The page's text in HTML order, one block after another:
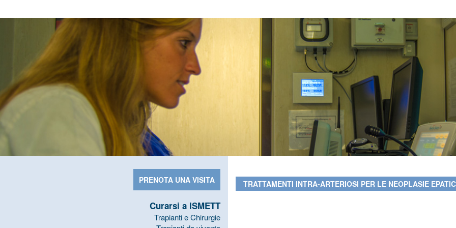
PRENOTA UNA VISITA
Curarsi a ISMETT
Trapianti e Chirurgie
TRATTAMENTI INTRA-ARTERIOSI PER LE NEOPLASIE